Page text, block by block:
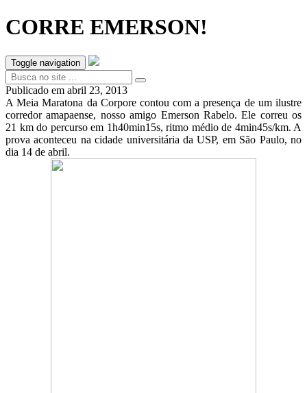
CORRE EMERSON!
Toggle navigation
Publicado em abril 23, 2013
A Meia Maratona da Corpore contou com a presença de um ilustre
corredor amapaense, nosso amigo Emerson Rabelo. Ele correu os
21 km do percurso em 1h40min15s, ritmo médio de 4min45s/km. A
prova aconteceu na cidade universitária da USP, em São Paulo, no
dia 14 de abril.